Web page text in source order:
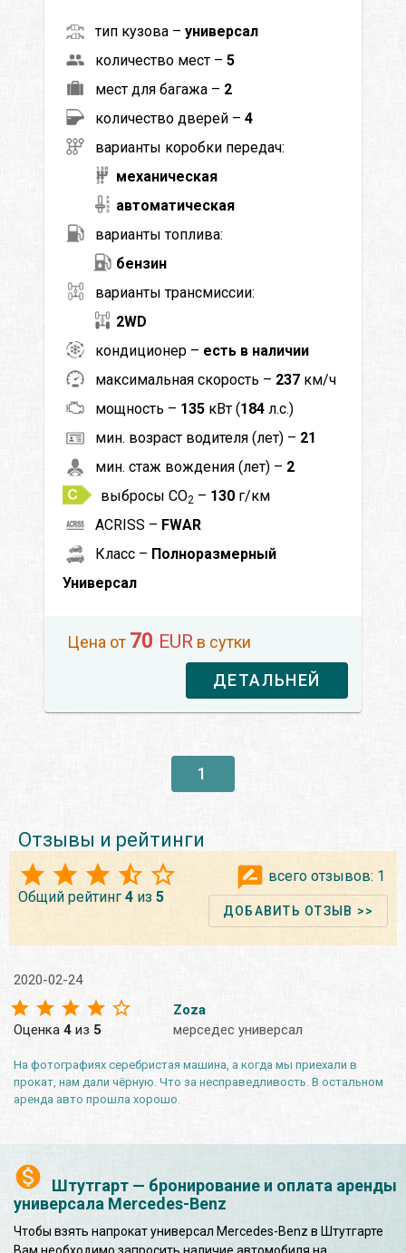
Штутгарт — бронирование и оплата аренды
универсала Mercedes-Benz
Чтобы взять напрокат универсал Mercedes-Benz в Штутгарте
Вам необходимо запросить наличие автомобиля на
тип кузова – универсал
количество мест – 5
мест для багажа – 2
количество дверей – 4
варианты коробки передач:
механическая
автоматическая
варианты топлива:
бензин
варианты трансмиссии:
2WD
кондиционер – есть в наличии
максимальная скорость – 237 км/ч
мощность – 135 кВт (184 л.с.)
мин. возраст водителя (лет) – 21
мин. стаж вождения (лет) – 2
выбросы CO2 – 130 г/км
ACRISS – FWAR
Класс – Полноразмерный
Универсал
Цена от 70 EUR в сутки
ДЕТАЛЬНЕЙ
1
Отзывы и рейтинги
Общий рейтинг 4 из 5
всего отзывов: 1
ДОБАВИТЬ ОТЗЫВ >>
2020-02-24
Оценка 4 из 5
Zoza
мерседес универсал
На фотографиях серебристая машина, а когда мы приехали в
прокат, нам дали чёрную. Что за несправедливость. В остальном
аренда авто прошла хорошо.